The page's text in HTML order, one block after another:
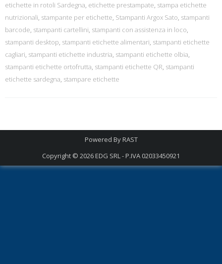
etichette in rotoli Sardegna, etichette prestampate, stampa etichette
nutrizionali, stampante per etichette, Stampanti Argox Sato, stampanti
barcode, stampanti cartellini, stampanti con assistenza in loco,
stampanti desktop, stampanti etichette alimentari, stampanti etichette
cagliari, stampanti etichette industria, stampanti etichette olbia,
stampanti etichette ortofrutta, stampanti etichette QR, stampanti
etichette sardegna, stampare etichette
Powered ByRAST
Copyright © 2026EDG SRL - P.IVA 02033450921